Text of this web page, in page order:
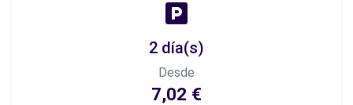
2 día(s)
Desde
7,02 €